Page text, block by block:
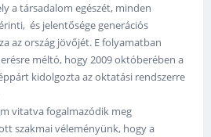
a társadalom egészét, minden
és jelentősége generációs
az ország jövőjét. E folyamatban
méltó, hogy 2009 októberében a
kidolgozta az oktatási rendszerre
vitatva fogalmazódik meg
szakmai véleményünk, hogy a